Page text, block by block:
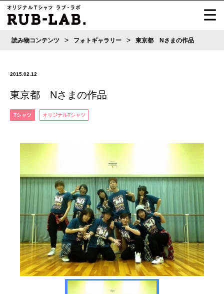
読み物コンテンツ > フォトギャラリー > 東京都 Nさまの作品
2015.02.12
東京都 Nさまの作品
Tシャツ オリジナルTシャツ